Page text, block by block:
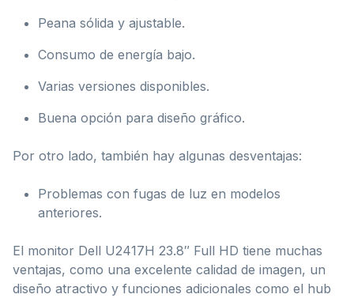
Peana sólida y ajustable.
Consumo de energía bajo.
Varias versiones disponibles.
Buena opción para diseño gráfico.
Por otro lado, también hay algunas desventajas:
Problemas con fugas de luz en modelos
anteriores.
El monitor Dell U2417H 23.8″ Full HD tiene muchas
ventajas, como una excelente calidad de imagen, un
diseño atractivo y funciones adicionales como el hub